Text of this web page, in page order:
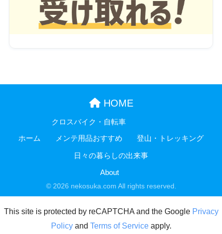
HOME
ホーム
クロスバイク・自転車
メンテ用品おすすめ 登山・トレッキング
日々の暮らしの出来事
About
© 2026 nekosuka.com All rights reserved.
This site is protected by reCAPTCHA and the Google Privacy
Policyand Terms of Serviceapply.